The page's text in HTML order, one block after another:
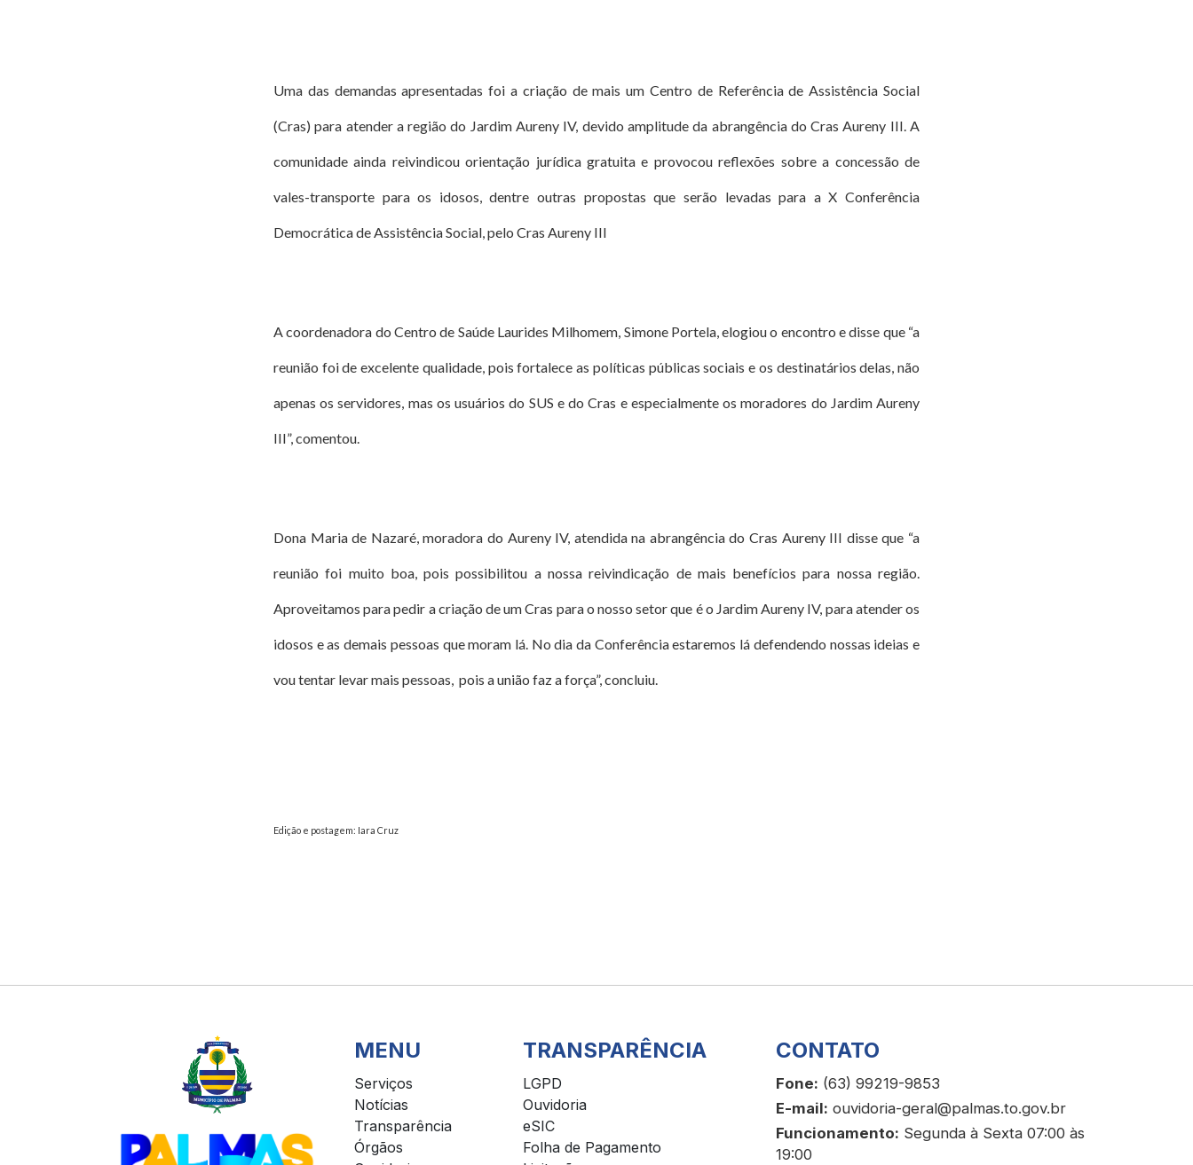
Uma das demandas apresentadas foi a criação de mais um Centro de Referência de Assistência Social
(Cras) para atender a região do Jardim Aureny IV, devido amplitude da abrangência do Cras Aureny III. A
comunidade ainda reivindicou orientação jurídica gratuita e provocou reflexões sobre a concessão de
vales-transporte para os idosos, dentre outras propostas que serão levadas para a X Conferência
Democrática de Assistência Social, pelo Cras Aureny III
A coordenadora do Centro de Saúde Laurides Milhomem, Simone Portela, elogiou o encontro e disse que “a
reunião foi de excelente qualidade, pois fortalece as políticas públicas sociais e os destinatários delas, não
apenas os servidores, mas os usuários do SUS e do Cras e especialmente os moradores do Jardim Aureny
III”, comentou.
Dona Maria de Nazaré, moradora do Aureny IV, atendida na abrangência do Cras Aureny III disse que “a
reunião foi muito boa, pois possibilitou a nossa reivindicação de mais benefícios para nossa região.
Aproveitamos para pedir a criação de um Cras para o nosso setor que é o Jardim Aureny IV, para atender os
idosos e as demais pessoas que moram lá. No dia da Conferência estaremos lá defendendo nossas ideias e
vou tentar levar mais pessoas, pois a união faz a força”, concluiu.
Edição e postagem: Iara Cruz
MENU
Serviços
Notícias
Transparência
Órgãos
TRANSPARÊNCIA
LGPD
Ouvidoria
eSIC
Folha de Pagamento
CONTATO
Fone: (63) 99219-9853
E-mail: ouvidoria-geral@palmas.to.gov.br
Funcionamento: Segunda à Sexta 07:00 às
19:00